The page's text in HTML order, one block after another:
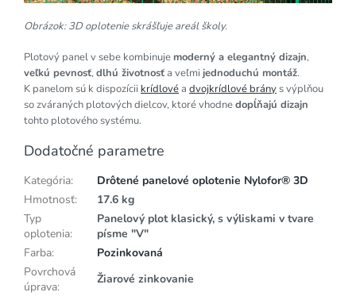
Obrázok: 3D oplotenie skrášľuje areál školy.
Plotový panel v sebe kombinuje moderný a elegantný dizajn,
veľkú pevnosť,dlhú životnosťa veľmi jednoduchú montáž.
K panelom sú k dispozícii krídlovéa dvojkrídlové bránys výplňou
so zváraných plotových dielcov, ktoré vhodnedopĺňajú dizajn
tohto plotového systému.
Dodatočné parametre
Kategória:
Drôtené panelové oplotenie Nylofor® 3D
Hmotnosť:
17.6 kg
Typ
oplotenia:
Panelový plot klasický, s výliskami v tvare
písme "V"
Farba:
Pozinkovaná
Povrchová
úprava:
Žiarové zinkovanie